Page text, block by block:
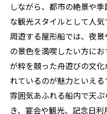
しながら、都市の絶景や
な観光スタイルとして人
周遊する屋形船では、夜
の景色を満喫したい方に
が粋を競った舟遊びの文
れているのが魅力といえ
雰囲気あふれる船内で天
き、宴会や観光、記念日利